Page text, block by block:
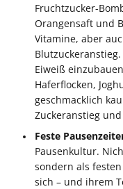
Fruchtzucker-
Orangensaft und
Vitamine, aber
Eiweiß
Haferflocken,
geschmacklich
Zuckeranstieg
Feste
Pausenkultur.
sondern als
sich – und ihrem